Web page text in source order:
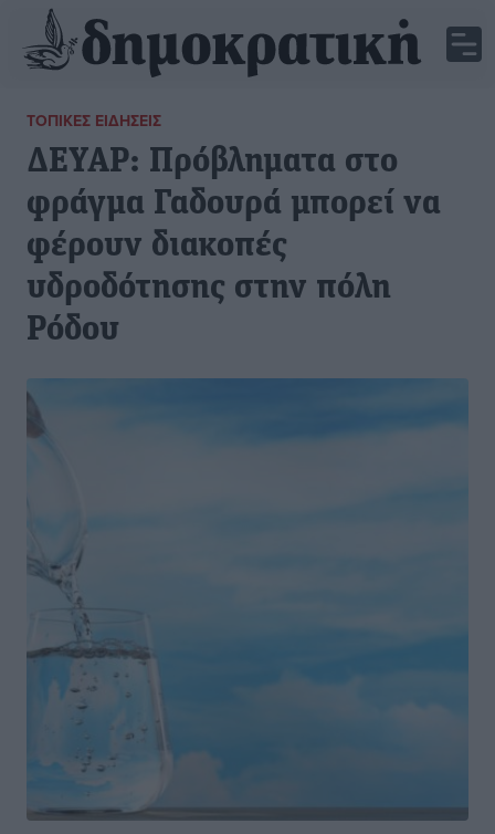
ΤΟΠΙΚΈΣ ΕΙΔΉΣΕΙΣ
ΔΕΥΑΡ: Πρόβληματα στο
φράγμα Γαδουρά μπορεί να
φέρουν διακοπές
υδροδότησης στην πόλη
Ρόδου